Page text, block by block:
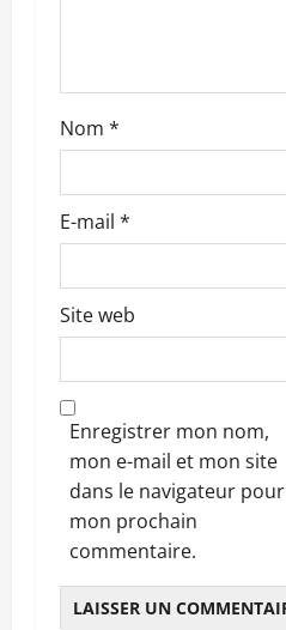
c
l
Nom *
E-mail *
Site web
Enregistrer mon nom,
mon e-mail et mon site
dans le navigateur pour
mon prochain
commentaire.